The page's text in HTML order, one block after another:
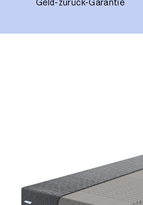
Geld-zurück-Garantie